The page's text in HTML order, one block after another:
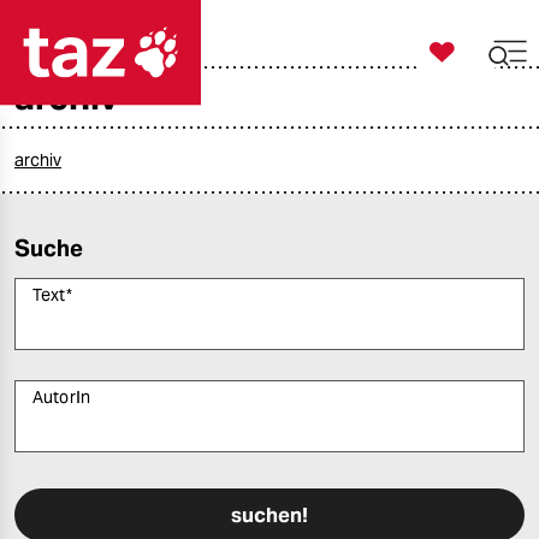
politik
gesellschaft
sport

taz zahl ich
archiv
archiv
Suche
Text*
AutorIn